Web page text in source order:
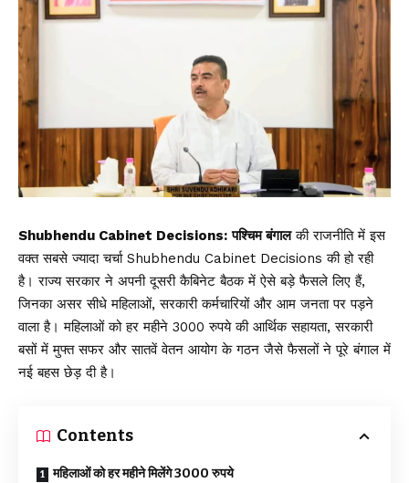
Shubhendu Cabinet Decisions: पश्चिम बंगाल की राजनीति में इस
वक्त सबसे ज्यादा चर्चा Shubhendu Cabinet Decisions की हो रही
है। राज्य सरकार ने अपनी दूसरी कैबिनेट बैठक में ऐसे बड़े फैसले लिए हैं,
जिनका असर सीधे महिलाओं, सरकारी कर्मचारियों और आम जनता पर पड़ने
वाला है। महिलाओं को हर महीने 3000 रुपये की आर्थिक सहायता, सरकारी
बसों में मुफ्त सफर और सातवें वेतन आयोग के गठन जैसे फैसलों ने पूरे बंगाल में
नई बहस छेड़ दी है।
Contents
महिलाओं को हर महीने मिलेंगे 3000 रुपये